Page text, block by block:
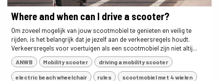
Where and when can I drive a scooter?
Om zoveel mogelijk van jouw scootmobiel te genieten en veilig te
rijden, is het belangrijk dat je jezelf aan de verkeersregels houdt.
Verkeersregels voor voertuigen als een scootmobiel zijn niet altij...
ANWB Mobility scooter driving a mobility scooter
electric beach wheelchair rules scootmobiel met 4 wielen